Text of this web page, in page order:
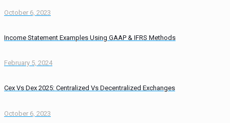
October 6, 2023
Income Statement Examples Using GAAP & IFRS Methods
February 5, 2024
Cex Vs Dex 2025: Centralized Vs Decentralized Exchanges
October 6, 2023